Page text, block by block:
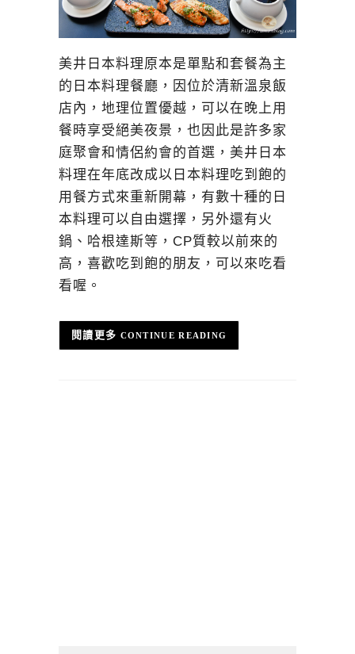
美井日本料理原本是單點和套餐為主
的日本料理餐廳，因位於清新溫泉飯
店內，地理位置優越，可以在晚上用
餐時享受絕美夜景，也因此是許多家
庭聚會和情侶約會的首選，美井日本
料理在年底改成以日本料理吃到飽的
用餐方式來重新開幕，有數十種的日
本料理可以自由選擇，另外還有火
鍋、哈根達斯等，CP質較以前來的
高，喜歡吃到飽的朋友，可以來吃看
看喔。
CONTINUE READING